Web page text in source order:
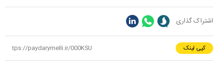
اشتراک گذاری
کپی لینک